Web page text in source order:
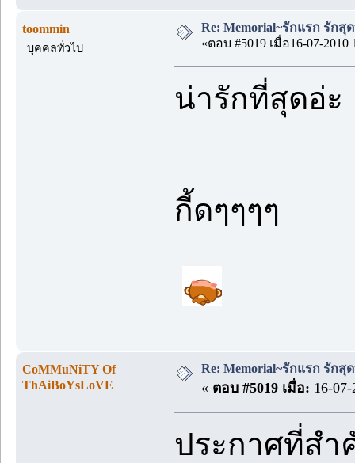
toommin
บุคคลทั่วไป
Re: Memorial~รักแรก รักสุ
«ตอบ #5019 เมื่อ16-07-2010
น่ารักที่สุดอ่
กี้ดๆๆๆๆ
CoMMuNiTY Of
ThAiBoYsLoVE
Re: Memorial~รักแรก รักสุ
« ตอบ #5019 เมื่อ: 16-
ประกาศที่ส